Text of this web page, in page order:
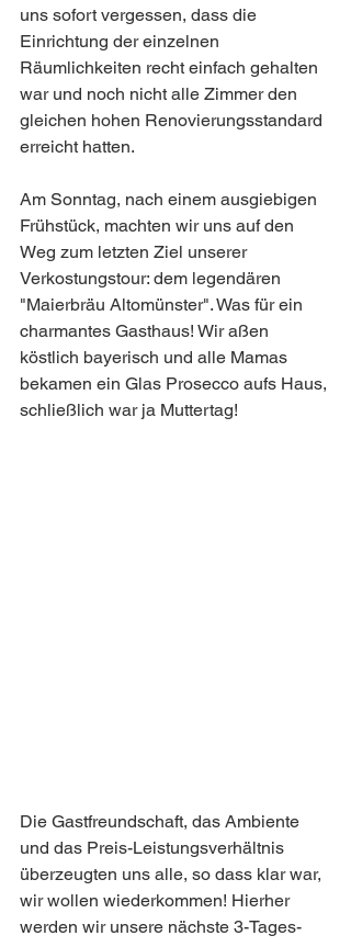
uns sofort vergessen, dass die
Einrichtung der einzelnen
Räumlichkeiten recht einfach gehalten
war und noch nicht alle Zimmer den
gleichen hohen Renovierungsstandard
erreicht hatten.
Am Sonntag, nach einem ausgiebigen
Frühstück, machten wir uns auf den
Weg zum letzten Ziel unserer
Verkostungstour: dem legendären
"Maierbräu Altomünster". Was für ein
charmantes Gasthaus! Wir aßen
köstlich bayerisch und alle Mamas
bekamen ein Glas Prosecco aufs Haus,
schließlich war ja Muttertag!
Die Gastfreundschaft, das Ambiente
und das Preis-Leistungsverhältnis
überzeugten uns alle, so dass klar war,
wir wollen wiederkommen! Hierher
werden wir unsere nächste 3-Tages-